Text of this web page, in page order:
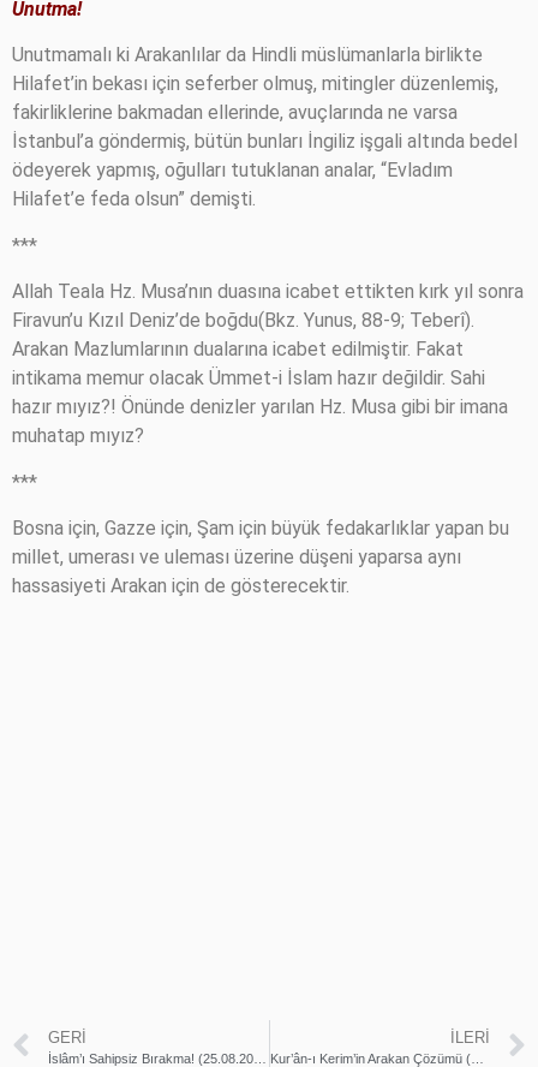
Unutma!
Unutmamalı ki Arakanlılar da Hindli müslümanlarla birlikte
Hilafet’in bekası için seferber olmuş, mitingler düzenlemiş,
fakirliklerine bakmadan ellerinde, avuçlarında ne varsa
İstanbul’a göndermiş, bütün bunları İngiliz işgali altında bedel
ödeyerek yapmış, oğulları tutuklanan analar, “Evladım
Hilafet’e feda olsun” demişti.
***
Allah Teala Hz. Musa’nın duasına icabet ettikten kırk yıl sonra
Firavun’u Kızıl Deniz’de boğdu(Bkz. Yunus, 88-9; Teberî).
Arakan Mazlumlarının dualarına icabet edilmiştir. Fakat
intikama memur olacak Ümmet-i İslam hazır değildir. Sahi
hazır mıyız?! Önünde denizler yarılan Hz. Musa gibi bir imana
muhatap mıyız?
***
Bosna için, Gazze için, Şam için büyük fedakarlıklar yapan bu
millet, umerası ve uleması üzerine düşeni yaparsa aynı
hassasiyeti Arakan için de gösterecektir.
GERI İLERI
Kur’ân-ı Kerim’in Arakan Çözümü (15.09.2017 – Cuma Hutbesi)